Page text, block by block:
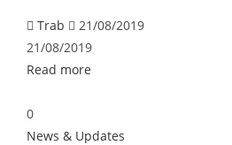
Trab
21/08/2019
21/08/2019
Read more
0
News & Updates